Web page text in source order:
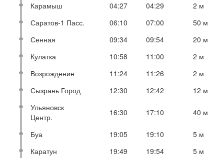
Карамыш
04:27 04:29
2 м
Саратов-1 Пасс.
06:10 07:00
50 м
Сенная
09:34 09:54
20 м
Кулатка
10:58 11:00
2 м
Возрождение
11:24 11:26
2 м
Сызрань Город
12:30 12:42
12 м
Ульяновск
Центр.
16:30 17:10 40 м
Буа 19:05 19:10
5 м
Каратун
19:49 19:54
5 м